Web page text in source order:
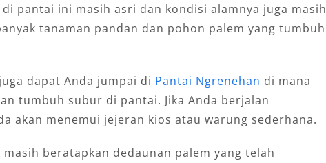
pantai ini masih asri dan kondisi alamnya juga masih
tanaman pandan dan pohon palem yang tumbuh
dapat Anda jumpai di Pantai Ngrenehan di mana
tumbuh subur di pantai. Jika Anda berjalan
akan menemui jejeran kios atau warung sederhana.
beratapkan dedaunan palem yang telah